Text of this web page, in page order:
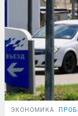
ЭКОНОМИКА